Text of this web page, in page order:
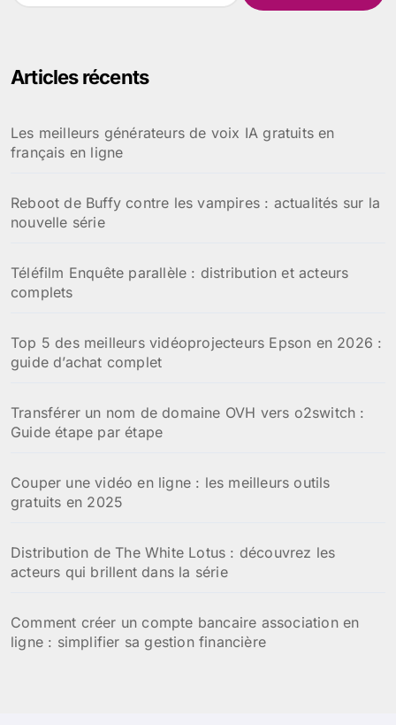
r
e
r
Articles récents
Les meilleurs générateurs de voix IA gratuits en
français en ligne
Reboot de Buffy contre les vampires : actualités sur la
nouvelle série
Téléfilm Enquête parallèle : distribution et acteurs
complets
Top 5 des meilleurs vidéoprojecteurs Epson en 2026 :
guide d’achat complet
Transférer un nom de domaine OVH vers o2switch :
Guide étape par étape
Couper une vidéo en ligne : les meilleurs outils
gratuits en 2025
Distribution de The White Lotus : découvrez les
acteurs qui brillent dans la série
Comment créer un compte bancaire association en
ligne : simplifier sa gestion financière